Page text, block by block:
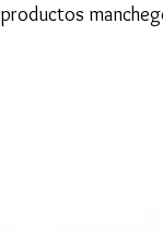
productos